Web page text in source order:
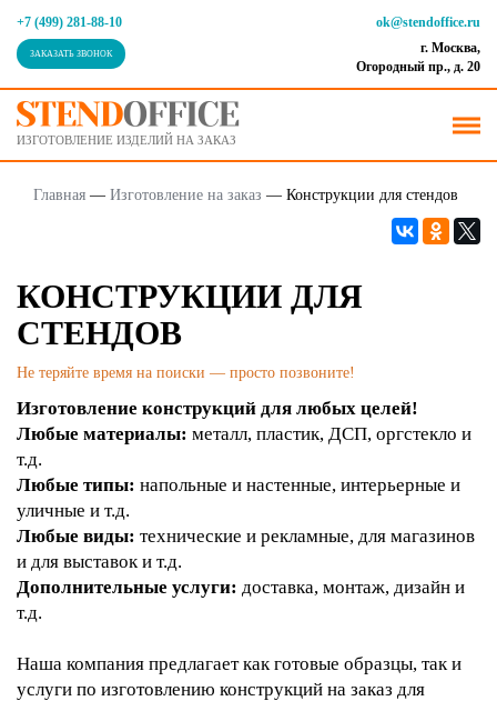
+7 (499) 281-88-10
ЗАКАЗАТЬ ЗВОНОК
ok@stendoffice.ru
г. Москва,
Огородный пр., д. 20
ИЗГОТОВЛЕНИЕ ИЗДЕЛИЙ НА ЗАКАЗ
Главная — Изготовление на заказ — Конструкции для стендов
КОНСТРУКЦИИ ДЛЯ
СТЕНДОВ
Не теряйте время на поиски — просто позвоните!
Изготовление конструкций для любых целей!
Любые материалы: металл, пластик, ДСП, оргстекло и
т.д.
Любые типы: напольные и настенные, интерьерные и
уличные и т.д.
Любые виды: технические и рекламные, для магазинов
и для выставок и т.д.
Дополнительные услуги: доставка, монтаж, дизайн и
т.д.
Наша компания предлагает как готовые образцы, так и
услуги по изготовлению конструкций на заказ для